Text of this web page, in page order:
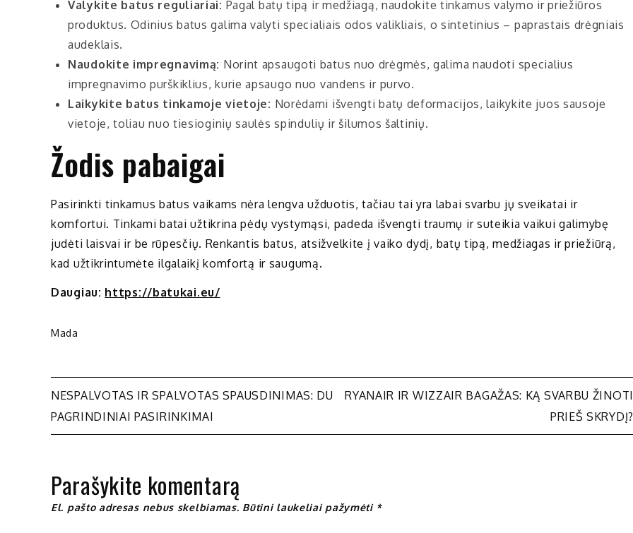
Valykite batus reguliariai: Pagal batų tipą ir medžiagą, naudokite tinkamus valymo ir priežiūros
produktus. Odinius batus galima valyti specialiais odos valikliais, o sintetinius – paprastais drėgniais
audeklais.
Naudokite impregnavimą: Norint apsaugoti batus nuo drėgmės, galima naudoti specialius
impregnavimo purškiklius, kurie apsaugo nuo vandens ir purvo.
Laikykite batus tinkamoje vietoje: Norėdami išvengti batų deformacijos, laikykite juos sausoje
vietoje, toliau nuo tiesioginių saulės spindulių ir šilumos šaltinių.
Žodis pabaigai
Pasirinkti tinkamus batus vaikams nėra lengva užduotis, tačiau tai yra labai svarbu jų sveikatai ir
komfortui. Tinkami batai užtikrina pėdų vystymąsi, padeda išvengti traumų ir suteikia vaikui galimybę
judėti laisvai ir be rūpesčių. Renkantis batus, atsižvelkite į vaiko dydį, batų tipą, medžiagas ir priežiūrą,
kad užtikrintumėte ilgalaikį komfortą ir saugumą.
Daugiau: https://batukai.eu/
Mada
Navigacija
tarp
įrašų
NESPALVOTAS IR SPALVOTAS SPAUSDINIMAS: DU
PAGRINDINIAI PASIRINKIMAI
RYANAIR IR WIZZAIR BAGAŽAS: KĄ SVARBU ŽINOTI
PRIEŠ SKRYDĮ?
Parašykite komentarą
El. pašto adresas nebus skelbiamas. Būtini laukeliai pažymėti *